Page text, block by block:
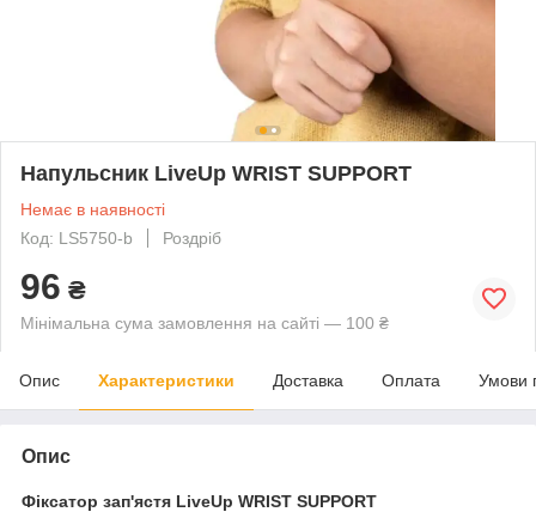
Напульсник LiveUp WRIST SUPPORT
Немає в наявності
Код: LS5750-b
Роздріб
96 ₴
Мінімальна сума замовлення на сайті — 100 ₴
Опис Характеристики Доставка Оплата Умови
Опис
Фіксатор зап'ястя LiveUp WRIST SUPPORT